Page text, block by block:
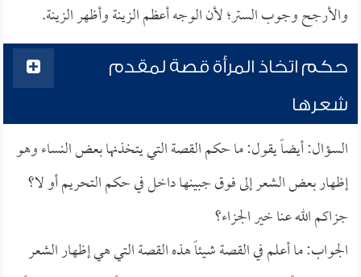
والأرجح وجوب الستر؛ لأن الوجه أعظم الزينة وأظهر الزينة.
حكم اتخاذ المرأة قصة لمقدم
شعرها
السؤال: أيضاً يقول: ما حكم القصة التي يتخذنها بعض النساء وهو
إظهار بعض الشعر إلى فوق جبينها داخل في حكم التحريم أو لا؟
جزاكم الله عنا خير الجزاء؟
الجواب: ما أعلم في القصة شيئاً هذه القصة التي هي إظهار الشعر